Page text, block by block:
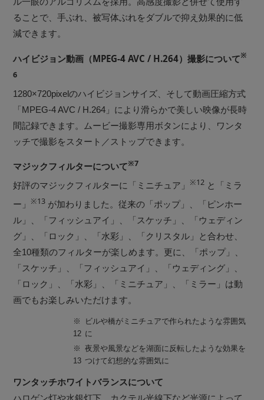
ることで、手ぶれ、被写体ぶれをダブルで抑え効果的に低
減できます。
ハイビジョン動画（MPEG-4 AVC / H.264）撮影について※
6
1280×720pixelのハイビジョンサイズ、そして動画圧縮方式
「MPEG-4 AVC / H.264」により滑らかで美しい映像が長時
間記録できます。ムービー撮影専用ボタンにより、ワンタ
ッチで撮影をスタート／ストップできます。
マジックフィルターについて※7
好評のマジックフィルターに「ミニチュア」 ※12 と「ミラ
ー」 ※13 が加わりました。従来の「ポップ」、「ピンホー
ル」、「フィッシュアイ」、「スケッチ」、「ウェディン
グ」、「ロック」、「水彩」、「クリスタル」と合わせ、
全10種類のフィルターが楽しめます。更に、「ポップ」、
「スケッチ」、「フィッシュアイ」、「ウェディング」、
「ロック」、「水彩」、「ミニチュア」、「ミラー」は動
画でもお楽しみいただけます。
※
12
ビルや橋がミニチュアで作られたような雰囲気
に
※
13
夜景や風景などを湖面に反転したような効果を
つけて幻想的な雰囲気に
ワンタッチホワイトバランスについて
ハロゲン灯や水銀灯下、カクテル光線下など光源によって